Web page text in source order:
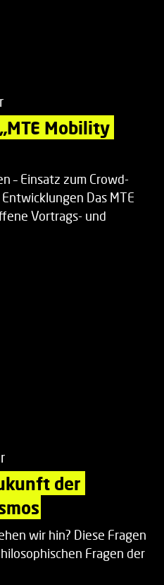
Mobility
– Einsatz zum Crowd-
Das MTE
Vortrags- und
der
wir hin? Diese Fragen
Fragen der